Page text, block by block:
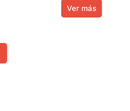
Ver más